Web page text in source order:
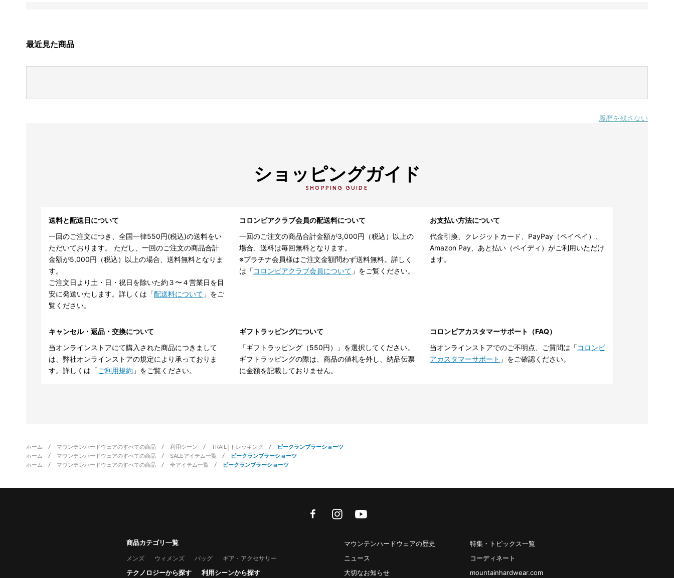
最近見た商品
履歴を残さない
ショッピングガイド
SHOPPING GUIDE
送料と配送日について
一回のご注文につき、全国一律550円(税込)の送料をい
ただいております。 ただし、一回のご注文の商品合計
金額が5,000円（税込）以上の場合、送料無料となりま
す。
ご注文日より土・日・祝日を除いた約３〜４営業日を目
安に発送いたします。詳しくは「配送料について 」をご
覧ください。
コロンビアクラブ会員の配送料について
一回のご注文の商品合計金額が3,000円（税込）以上の
場合、送料は毎回無料となります。
※プラチナ会員様はご注文金額問わず送料無料。詳しく
は「コロンビアクラブ会員について 」をご覧ください。
お支払い方法について
代金引換、クレジットカード、PayPay（ペイペイ）、
Amazon Pay、あと払い（ペイディ）がご利用いただけ
ます。
キャンセル・返品・交換について
当オンラインストアにて購入された商品につきまして
は、弊社オンラインストアの規定により承っておりま
す。詳しくは「ご利用規約 」をご覧ください。
ギフトラッピングについて
「ギフトラッピング（550円）」を選択してください。
ギフトラッピングの際は、商品の値札を外し、納品伝票
に金額を記載しておりません。
コロンビアカスタマーサポート（FAQ）
当オンラインストアでのご不明点、ご質問は「コロンビ
アカスタマーサポート 」をご確認ください。
ホーム マウンテンハードウェアのすべての商品 利用シーン TRAIL│トレッキング
ピークランブラーショーツ
ホーム
マウンテンハードウェアのすべての商品 SALEアイテム一覧
ピークランブラーショーツ
ホーム
マウンテンハードウェアのすべての商品 全アイテム一覧 ピークランブラーショーツ
facebookinstagram
商品カテゴリ一覧
メンズ ウィメンズ バッグ ギア・アクセサリー
テクノロジーから探す 利用シーンから探す
マウンテンハードウェアの歴史
ニュース
大切なお知らせ
特集・トピックス一覧
コーディネート
mountainhardwear.com